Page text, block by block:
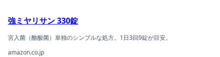
強ミヤリサン 330錠
宮入菌（酪酸菌）単独のシンプルな処方。1日3回9錠が目安。
amazon.co.jp